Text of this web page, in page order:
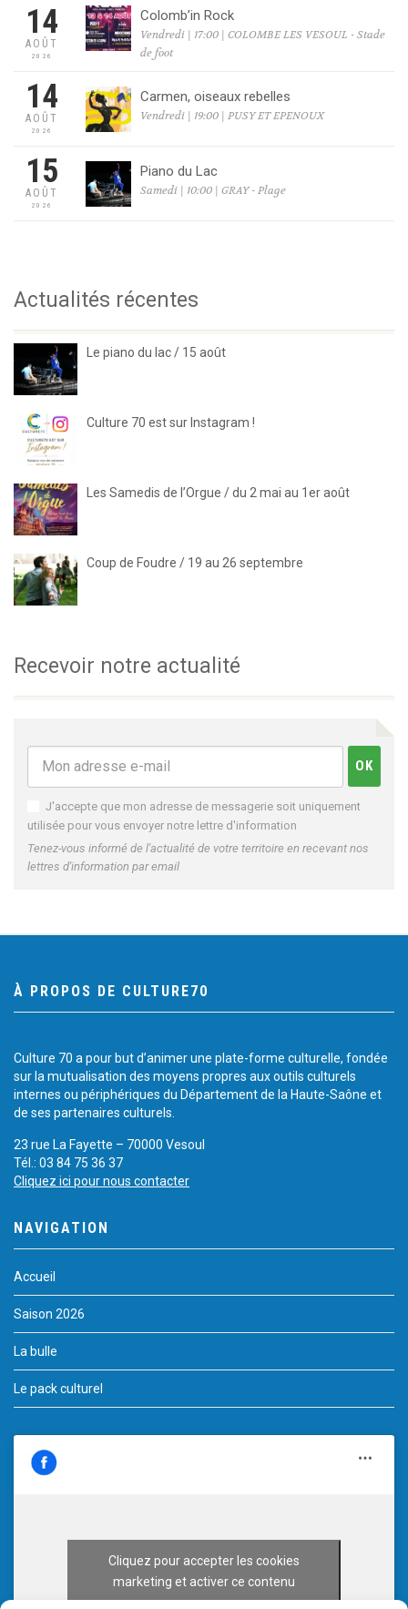
14
AOÛT
2026
Colomb’in Rock
Vendredi | 17:00 | COLOMBE LES VESOUL - Stade
de foot
14
AOÛT
2026
Carmen, oiseaux rebelles
Vendredi | 19:00 | PUSY ET EPENOUX
15
AOÛT
2026
Piano du Lac
Samedi | 10:00 | GRAY - Plage
Actualités récentes
Le piano du lac / 15 août
Culture 70 est sur Instagram !
Les Samedis de l’Orgue / du 2 mai au 1er août
Coup de Foudre / 19 au 26 septembre
Recevoir notre actualité
J'accepte que mon adresse de messagerie soit uniquement
utilisée pour vous envoyer notre lettre d'information
Tenez-vous informé de l'actualité de votre territoire en recevant nos
lettres d'information par email
À PROPOS DE CULTURE70
Culture 70 a pour but d’animer une plate-forme culturelle, fondée
sur la mutualisation des moyens propres aux outils culturels
internes ou périphériques du Département de la Haute-Saône et
de ses partenaires culturels.
23 rue La Fayette – 70000 Vesoul
Tél.: 03 84 75 36 37
Cliquez ici pour nous contacter
NAVIGATION
Accueil
Saison 2026
La bulle
Le pack culturel
Cliquez pour accepter les cookies
marketing et activer ce contenu